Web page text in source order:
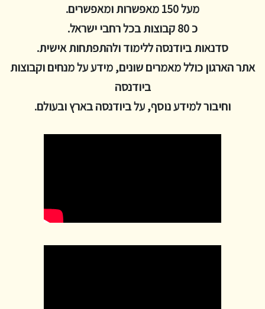
מעל 150 מאפשרות ומאפשרים.
כ 80 קבוצות בכל רחבי ישראל.
סדנאות ביודנסה ללימוד ולהתפתחות אישית.
אתר הארגון כולל מאמרים שונים, מידע על מנחים וקבוצות
ביודנסה
וחיבור למידע נוסף, על ביודנסה בארץ ובעולם.